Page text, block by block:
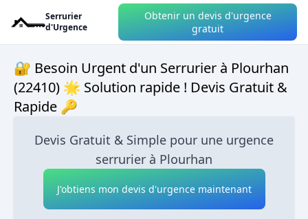
Serrurier
d'Urgence
Obtenir un devis d'urgence
gratuit
🔐 Besoin Urgent d'un Serrurier à Plourhan
(22410) 🌟 Solution rapide ! Devis Gratuit &
Rapide 🔑
Devis Gratuit & Simple pour une urgence
serrurier à Plourhan
J'obtiens mon devis d'urgence maintenant